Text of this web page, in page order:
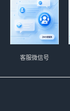
客服微信号